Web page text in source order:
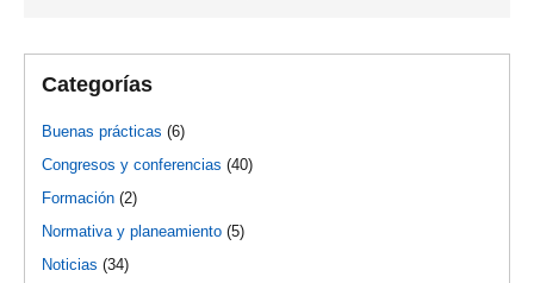
Categorías
Buenas prácticas (6)
Congresos y conferencias (40)
Formación (2)
Normativa y planeamiento (5)
Noticias (34)